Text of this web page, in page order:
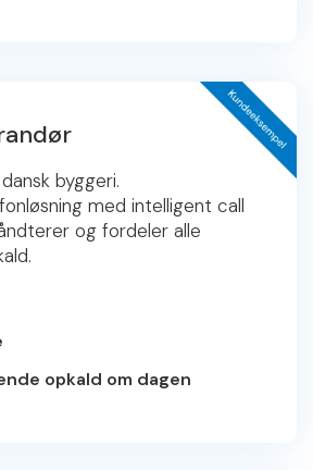
byggeri.
med intelligent call
og fordeler alle
opkald om dagen